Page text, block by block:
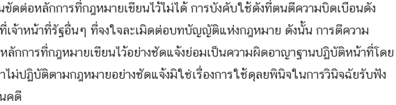
ดต่อหลักการที่กฎหมายเขียนไว้ไม่ได้ การบังคับใช้ดังที่ตนตีความบิดเบือนดัง
เจ้าหน้าที่รัฐอื่นๆ ที่จงใจละเมิดต่อบทบัญญัติแห่งกฎหมาย ดังนั้น การตีความ
กการที่กฎหมายเขียนไว้อย่างชัดแจ้งย่อมเป็นความผิดอาญาฐานปฏิบัติหน้าที่โดย
ไม่ปฏิบัติตามกฎหมายอย่างชัดแจ้งมิใช่เรื่องการใช้ดุลยพินิจในการวินิจฉัยรับฟัง
คดี